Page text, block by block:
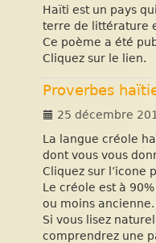
Haïti est un pays
terre de littérature
Ce poème a été
Cliquez sur le lien.
Proverbes
25 décembre
La langue créole
dont vous vous
Cliquez sur l’icone
Le créole est à
ou moins ancienne.
Si vous lisez
comprendrez une